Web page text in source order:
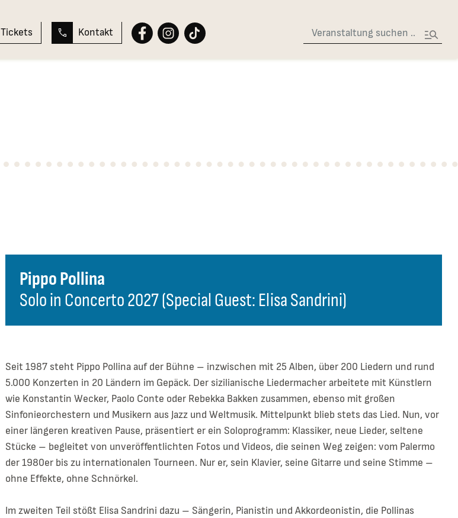
Tickets Kontakt Suche
Pippo Pollina
Solo in Concerto 2027 (Special Guest: Elisa Sandrini)
Seit 1987 steht Pippo Pollina auf der Bühne – inzwischen mit 25 Alben, über 200 Liedern und rund
5.000 Konzerten in 20 Ländern im Gepäck. Der sizilianische Liedermacher arbeitete mit Künstlern
wie Konstantin Wecker, Paolo Conte oder Rebekka Bakken zusammen, ebenso mit großen
Sinfonieorchestern und Musikern aus Jazz und Weltmusik. Mittelpunkt blieb stets das Lied. Nun, vor
einer längeren kreativen Pause, präsentiert er ein Soloprogramm: Klassiker, neue Lieder, seltene
Stücke – begleitet von unveröffentlichten Fotos und Videos, die seinen Weg zeigen: vom Palermo
der 1980er bis zu internationalen Tourneen. Nur er, sein Klavier, seine Gitarre und seine Stimme –
ohne Effekte, ohne Schnörkel.
Im zweiten Teil stößt Elisa Sandrini dazu – Sängerin, Pianistin und Akkordeonistin, die Pollinas